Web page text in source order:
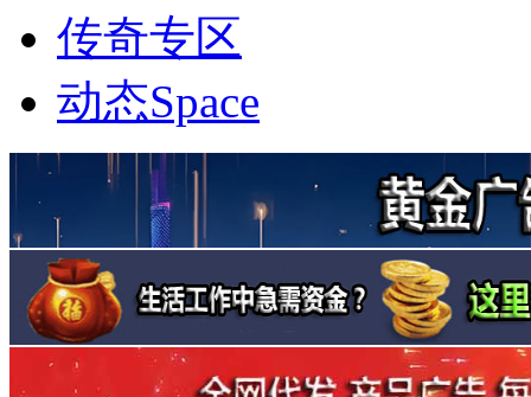
传奇专区
动态Space